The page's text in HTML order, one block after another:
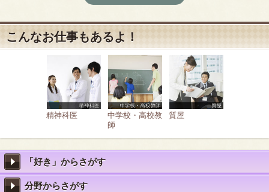
こんなお仕事もあるよ！
精神科医
中学校・高校教
師
質屋
「好き」からさがす
分野からさがす